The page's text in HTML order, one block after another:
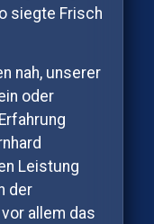
siegte Frisch
nah, unserer
oder
Leistung
der
allem das